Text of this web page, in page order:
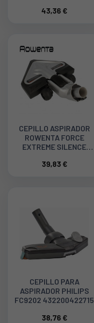
43,36 €
CEPILLO ASPIRADOR
ROWENTA FORCE
EXTREME SILENCE
39,83 €
CEPILLO PARA
ASPIRADOR PHILIPS
FC9202 432200422715
38,76 €